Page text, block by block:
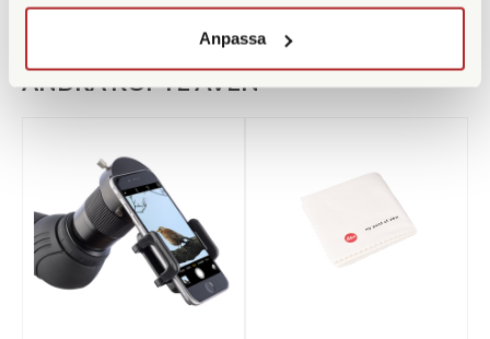
Anpassa
ANDRA KÖPTE ÄVEN